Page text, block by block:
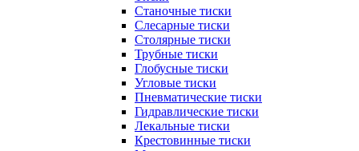
Станочные тиски
Слесарные тиски
Столярные тиски
Трубные тиски
Глобусные тиски
Угловые тиски
Пневматические тиски
Гидравлические тиски
Лекальные тиски
Крестовинные тиски